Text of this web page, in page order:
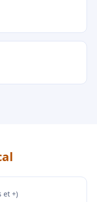
et +)